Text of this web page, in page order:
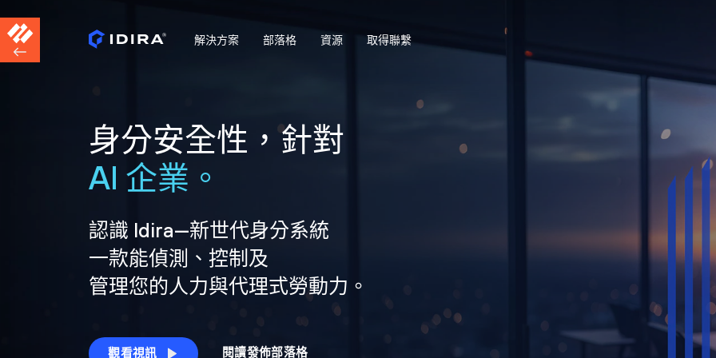
解決方案 部落格 資源 取得聯繫
身分安全性，針對
AI 企業。
認識 Idira—新世代身分系統
一款能偵測、控制及
管理您的人力與代理式勞動力。
觀看視訊 閱讀發佈部落格